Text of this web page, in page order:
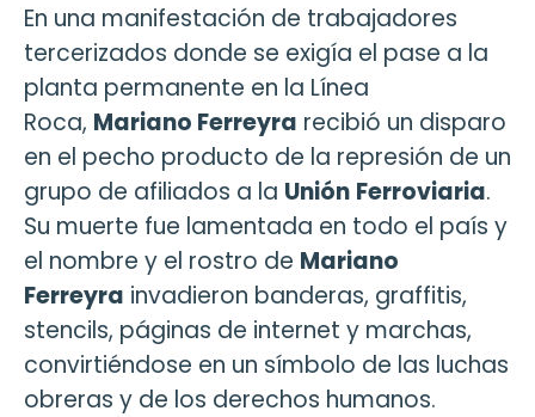
En una manifestación de trabajadores
tercerizados donde se exigía el pase a la
planta permanente en la Línea
Roca, Mariano Ferreyra recibió un disparo
en el pecho producto de la represión de un
grupo de afiliados a la Unión Ferroviaria.
Su muerte fue lamentada en todo el país y
el nombre y el rostro de Mariano
Ferreyra invadieron banderas, graffitis,
stencils, páginas de internet y marchas,
convirtiéndose en un símbolo de las luchas
obreras y de los derechos humanos.